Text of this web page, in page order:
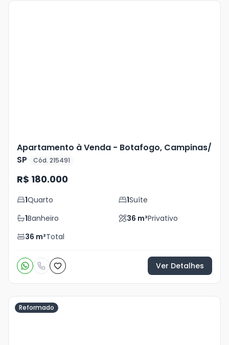
Apartamento à Venda - Botafogo, Campinas/
SP
Cód. 215491
R$ 180.000
1Quarto 1Suíte
1Banheiro 36 m²Privativo
36 m²Total
Ver Detalhes
Reformado